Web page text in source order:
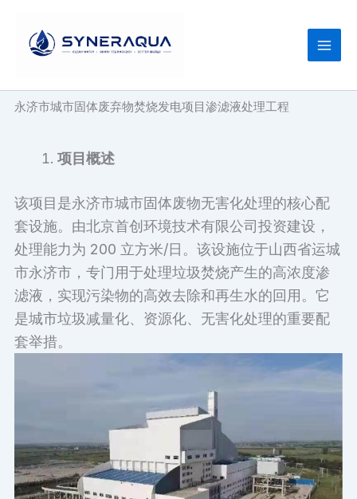
永济市城市固体废弃物焚烧发电项目渗滤液处理工程
项目概述
该项目是永济市城市固体废物无害化处理的核心配
套设施。由北京首创环境技术有限公司投资建设，
处理能力为 200 立方米/日。该设施位于山西省运城
市永济市，专门用于处理垃圾焚烧产生的高浓度渗
滤液，实现污染物的高效去除和再生水的回用。它
是城市垃圾减量化、资源化、无害化处理的重要配
套举措。